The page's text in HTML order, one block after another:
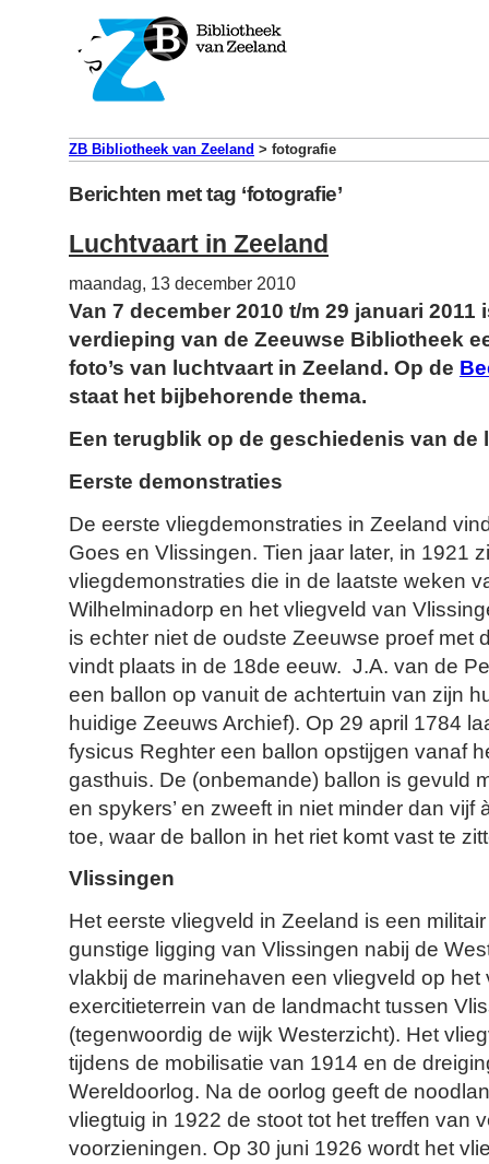
ZB Bibliotheek van Zeeland > fotografie
Berichten met tag ‘fotografie’
Luchtvaart in Zeeland
maandag, 13 december 2010
Van 7 december 2010 t/m 29 januari 2011
verdieping van de Zeeuwse Bibliotheek
foto’s van luchtvaart in Zeeland. Op de
staat het bijbehorende thema.
Een terugblik op de geschiedenis van de
Eerste demonstraties
De eerste vliegdemonstraties in Zeeland
Goes en Vlissingen. Tien jaar later, in 1921
vliegdemonstraties die in de laatste weken
Wilhelminadorp en het vliegveld van
is echter niet de oudste Zeeuwse proef met
vindt plaats in de 18de eeuw. J.A. van de
een ballon op vanuit de achtertuin van zijn
huidige Zeeuws Archief). Op 29 april 1784
fysicus Reghter een ballon opstijgen vanaf
gasthuis. De (onbemande) ballon is gevuld
en spykers’ en zweeft in niet minder dan vijf
toe, waar de ballon in het riet komt vast te
Vlissingen
Het eerste vliegveld in Zeeland is een
gunstige ligging van Vlissingen nabij de
vlakbij de marinehaven een vliegveld op het
exercitieterrein van de landmacht tussen
(tegenwoordig de wijk Westerzicht). Het
tijdens de mobilisatie van 1914 en de
Wereldoorlog. Na de oorlog geeft de
vliegtuig in 1922 de stoot tot het treffen van
voorzieningen. Op 30 juni 1926 wordt het